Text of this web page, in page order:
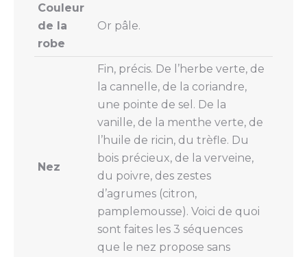
Couleur
de la
robe
Or pâle.
Nez
Fin, précis. De l’herbe verte, de
la cannelle, de la coriandre,
une pointe de sel. De la
vanille, de la menthe verte, de
l’huile de ricin, du trèfle. Du
bois précieux, de la verveine,
du poivre, des zestes
d’agrumes (citron,
pamplemousse). Voici de quoi
sont faites les 3 séquences
que le nez propose sans